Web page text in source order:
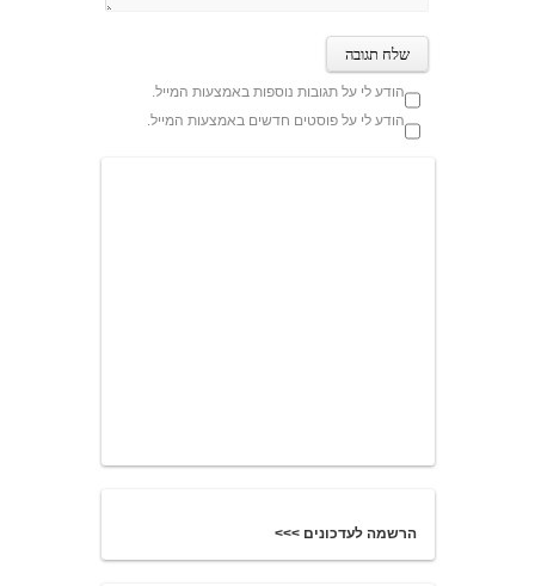
הודע לי על תגובות נוספות באמצעות המייל.
הודע לי על פוסטים חדשים באמצעות המייל.
הרשמה לעדכונים >>>